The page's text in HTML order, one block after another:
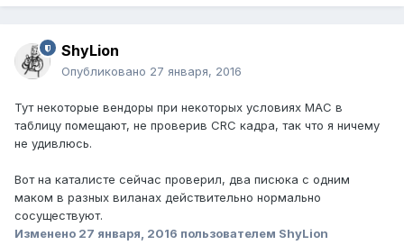
ShyLion
Опубликовано 27 января, 2016
Тут некоторые вендоры при некоторых условиях MAC в
таблицу помещают, не проверив CRC кадра, так что я ничему
не удивлюсь.
Вот на каталисте сейчас проверил, два писюка с одним
маком в разных виланах действительно нормально
сосуществуют.
Изменено 27 января, 2016 пользователем ShyLion